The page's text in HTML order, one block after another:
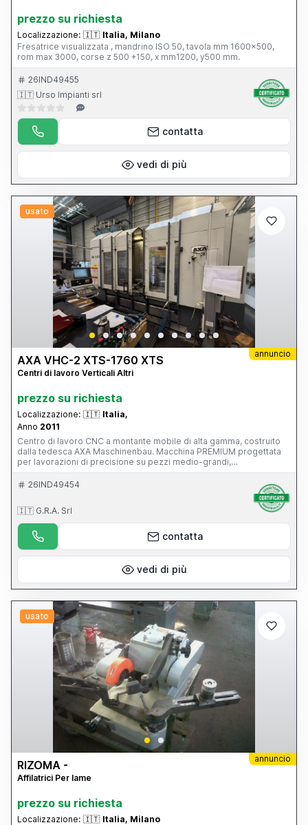
prezzo su richiesta
Localizzazione: 🇮🇹 Italia, Milano
Fresatrice visualizzata , mandrino ISO 50, tavola mm 1600x500,
rom max 3000, corse z 500 +150, x mm1200, y500 mm.
26IND49455
🇮🇹 Urso Impianti srl
contatta
vedi di più
usato
annuncio
AXA VHC-2 XTS-1760 XTS
Centri di lavoro Verticali Altri
prezzo su richiesta
Localizzazione: 🇮🇹 Italia,
Anno 2011
Centro di lavoro CNC a montante mobile di alta gamma, costruito
dalla tedesca AXA Maschinenbau. Macchina PREMIUM progettata
per lavorazioni di precisione su pezzi medio-grandi,
particolarmente diffusa nei settori: stampi e attrezzature;
aerospaziale; energia; costruzione macchine; componenti di
a un classico centro verticale a tavola mobile, con 39.500 ore di
lavoro, CN Siemens 840D, funzionante e con manutenzione
impeccabile, superaccessoriata (magazzino utensili, evacuatore di
truciolo...), mandrino in ottimo stato.
26IND49454
🇮🇹 G.R.A. Srl
contatta
vedi di più
usato
annuncio
RIZOMA -
Affilatrici Per lame
prezzo su richiesta
Localizzazione: 🇮🇹 Italia, Milano